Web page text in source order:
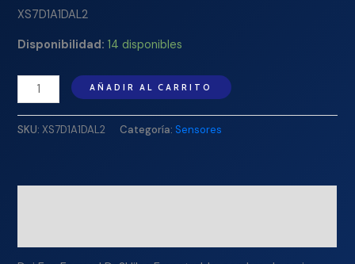
XS7D1A1DAL2
Disponibilidad: 14 disponibles
AÑADIR AL CARRITO
SKU:XS7D1A1DAL2 Categoría: Sensores